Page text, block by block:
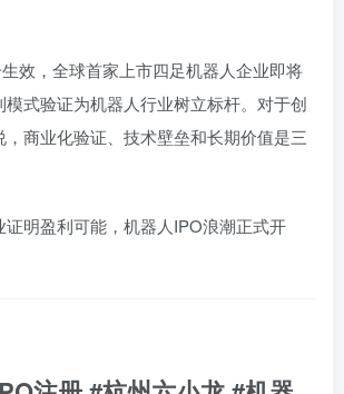
效，全球首家上市四足机器人企业即将
式验证为机器人行业树立标杆。对于创
，商业化验证、技术壁垒和长期价值是三
证明盈利可能，机器人IPO浪潮正式开